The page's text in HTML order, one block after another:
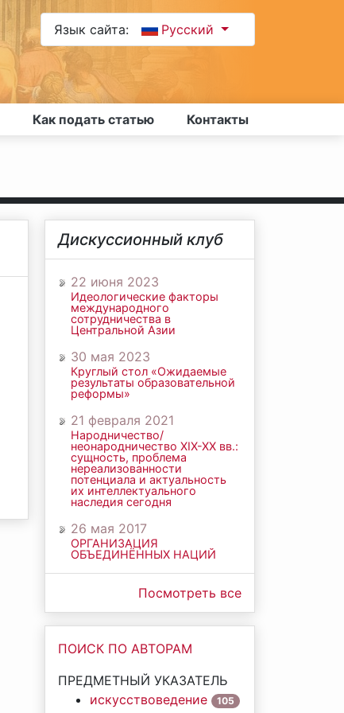
Язык сайта: Русский
Как подать статью Контакты
Дискуссионный клуб
22 июня 2023
Идеологические факторы
международного
сотрудничества в
Центральной Азии
30 мая 2023
Круглый стол «Ожидаемые
результаты образовательной
реформы»
21 февраля 2021
Народничество/
неонародничество ХIХ-ХХ вв.:
сущность, проблема
нереализованности
потенциала и актуальность
их интеллектуального
наследия сегодня
26 мая 2017
ОРГАНИЗАЦИЯ
ОБЪЕДИНЁННЫХ НАЦИЙ
Посмотреть все
ПОИСК ПО АВТОРАМ
ПРЕДМЕТНЫЙ УКАЗАТЕЛЬ
искусствоведение
105